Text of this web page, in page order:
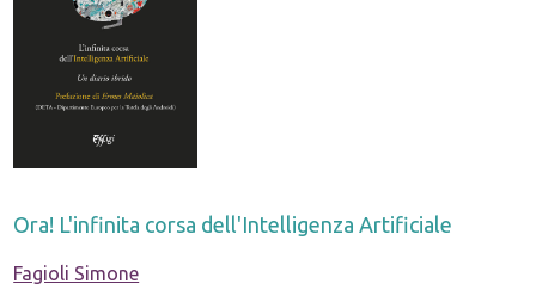
Ora! L'infinita corsa dell'Intelligenza Artificiale
Fagioli Simone